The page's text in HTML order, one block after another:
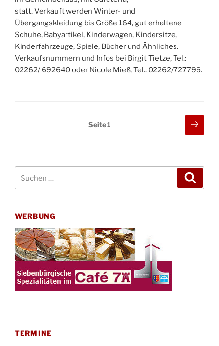
statt. Verkauft werden Winter- und
Übergangskleidung bis Größe 164, gut erhaltene
Schuhe, Babyartikel, Kinderwagen, Kindersitze,
Kinderfahrzeuge, Spiele, Bücher und Ähnliches.
Verkaufsnummern und Infos bei Birgit Tietze, Tel.:
02262/ 692640 oder Nicole Mieß, Tel.: 02262/727796.
Seitennummerierung
Seite1
WERBUNG
TERMINE